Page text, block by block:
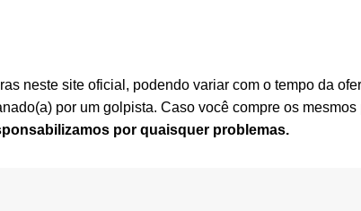
neste site oficial, podendo variar com o tempo da
por um golpista. Caso você compre os
por quaisquer problemas.